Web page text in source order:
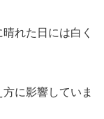
れた日には白く
に影響していま